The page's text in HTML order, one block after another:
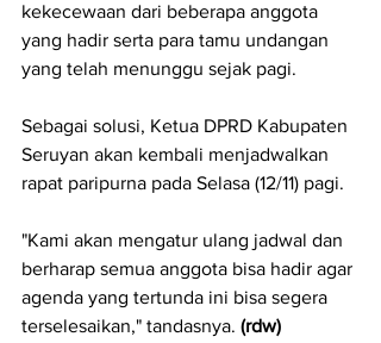
kekecewaan dari beberapa anggota
yang hadir serta para tamu undangan
yang telah menunggu sejak pagi.
Sebagai solusi, Ketua DPRD Kabupaten
Seruyan akan kembali menjadwalkan
rapat paripurna pada Selasa (12/11) pagi.
"Kami akan mengatur ulang jadwal dan
berharap semua anggota bisa hadir agar
agenda yang tertunda ini bisa segera
terselesaikan," tandasnya. (rdw)